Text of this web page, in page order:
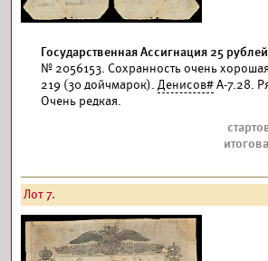
Государственная Ассигнация 25
№ 2056153. Сохранность очень
219 (30 дойчмарок). Денисов#А-7.28.
Очень редкая.
Лот 7.